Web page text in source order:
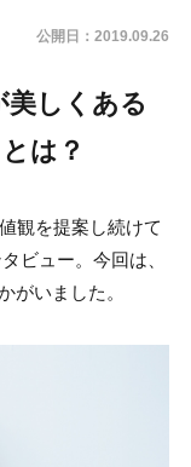
公開日： 2019.09.26
美しくある
は？
観を提案し続けて
ビュー。今回は、
がいました。